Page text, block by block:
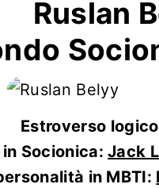
Ruslan
Estroverso
Socionica:Jack
in MBTI: